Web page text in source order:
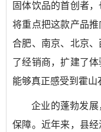
固体饮品的首创者
将重点把这款产品推
合肥、南京、北京
了经销商，扩建了体
能够真正感受到霍山
企业的蓬勃发
保障。近年来，县